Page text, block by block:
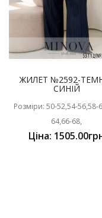
ЖИЛЕТ №2592-
СИНІЙ
Розміри: 50-52,54-56,58-
64,66-68,
Ціна: